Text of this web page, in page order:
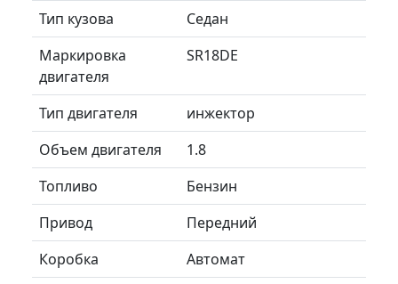
Тип кузова
Седан
Маркировка
двигателя
SR18DE
Тип двигателя
инжектор
Объем двигателя
1.8
Топливо
Бензин
Привод
Передний
Коробка
Автомат